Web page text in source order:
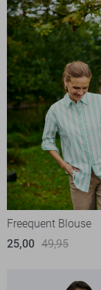
Freequent Blouse
25,00 49,95